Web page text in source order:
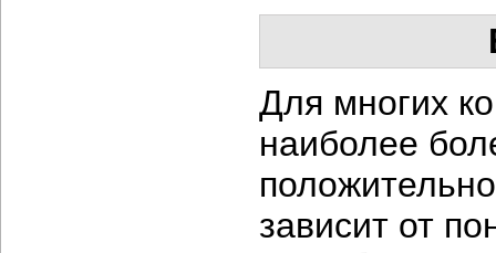
Для многих
наиболее
зависит от